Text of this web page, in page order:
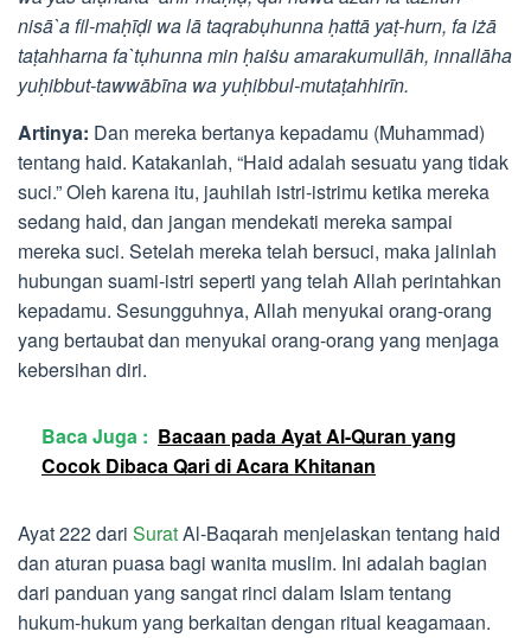
nisā`a fil-maḥīḍi wa lā taqrabụhunna ḥattā yaṭ-hurn, fa iżā
taṭahharna fa`tụhunna min ḥaiṡu amarakumullāh, innallāha
yuḥibbut-tawwābīna wa yuḥibbul-mutaṭahhirīn.
Artinya: Dan mereka bertanya kepadamu (Muhammad)
tentang haid. Katakanlah, “Haid adalah sesuatu yang tidak
suci.” Oleh karena itu, jauhilah istri-istrimu ketika mereka
sedang haid, dan jangan mendekati mereka sampai
mereka suci. Setelah mereka telah bersuci, maka jalinlah
hubungan suami-istri seperti yang telah Allah perintahkan
kepadamu. Sesungguhnya, Allah menyukai orang-orang
yang bertaubat dan menyukai orang-orang yang menjaga
kebersihan diri.
Baca Juga : Bacaan pada Ayat Al-Quran yang
Cocok Dibaca Qari di Acara Khitanan
Ayat 222 dari SuratAl-Baqarah menjelaskan tentang haid
dan aturan puasa bagi wanita muslim. Ini adalah bagian
dari panduan yang sangat rinci dalam Islam tentang
hukum-hukum yang berkaitan dengan ritual keagamaan.